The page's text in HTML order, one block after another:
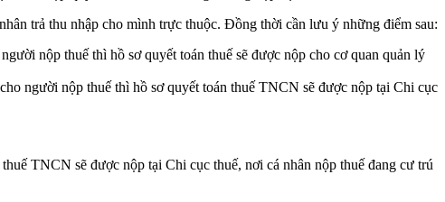
trả thu nhập cho mình trực thuộc. Đồng thời cần lưu ý những điểm sau:
nộp thuế thì hồ sơ quyết toán thuế sẽ được nộp cho cơ quan quản lý
người nộp thuế thì hồ sơ quyết toán thuế TNCN sẽ được nộp tại Chi cục
TNCN sẽ được nộp tại Chi cục thuế, nơi cá nhân nộp thuế đang cư trú